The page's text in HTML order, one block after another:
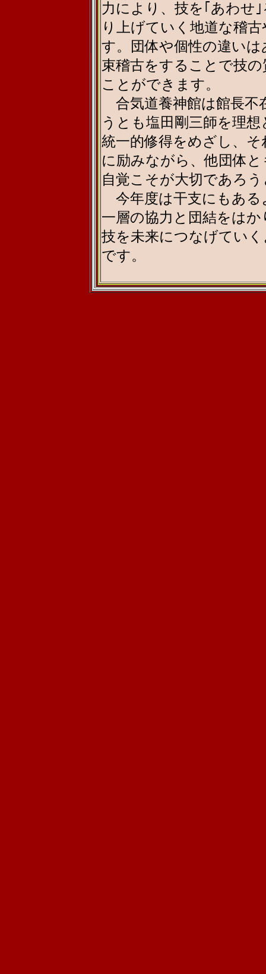
力により、技を｢あわせ
り上げていく地道な稽
す。団体や個性の違い
束稽古をすることで技
ことができます。
合気道養神館は館長不
うとも塩田剛三師を理
統一的修得をめざし、
に励みながら、他団体
自覚こそが大切であろ
今年度は干支にもある
一層の協力と団結をは
技を未来につなげてい
です。